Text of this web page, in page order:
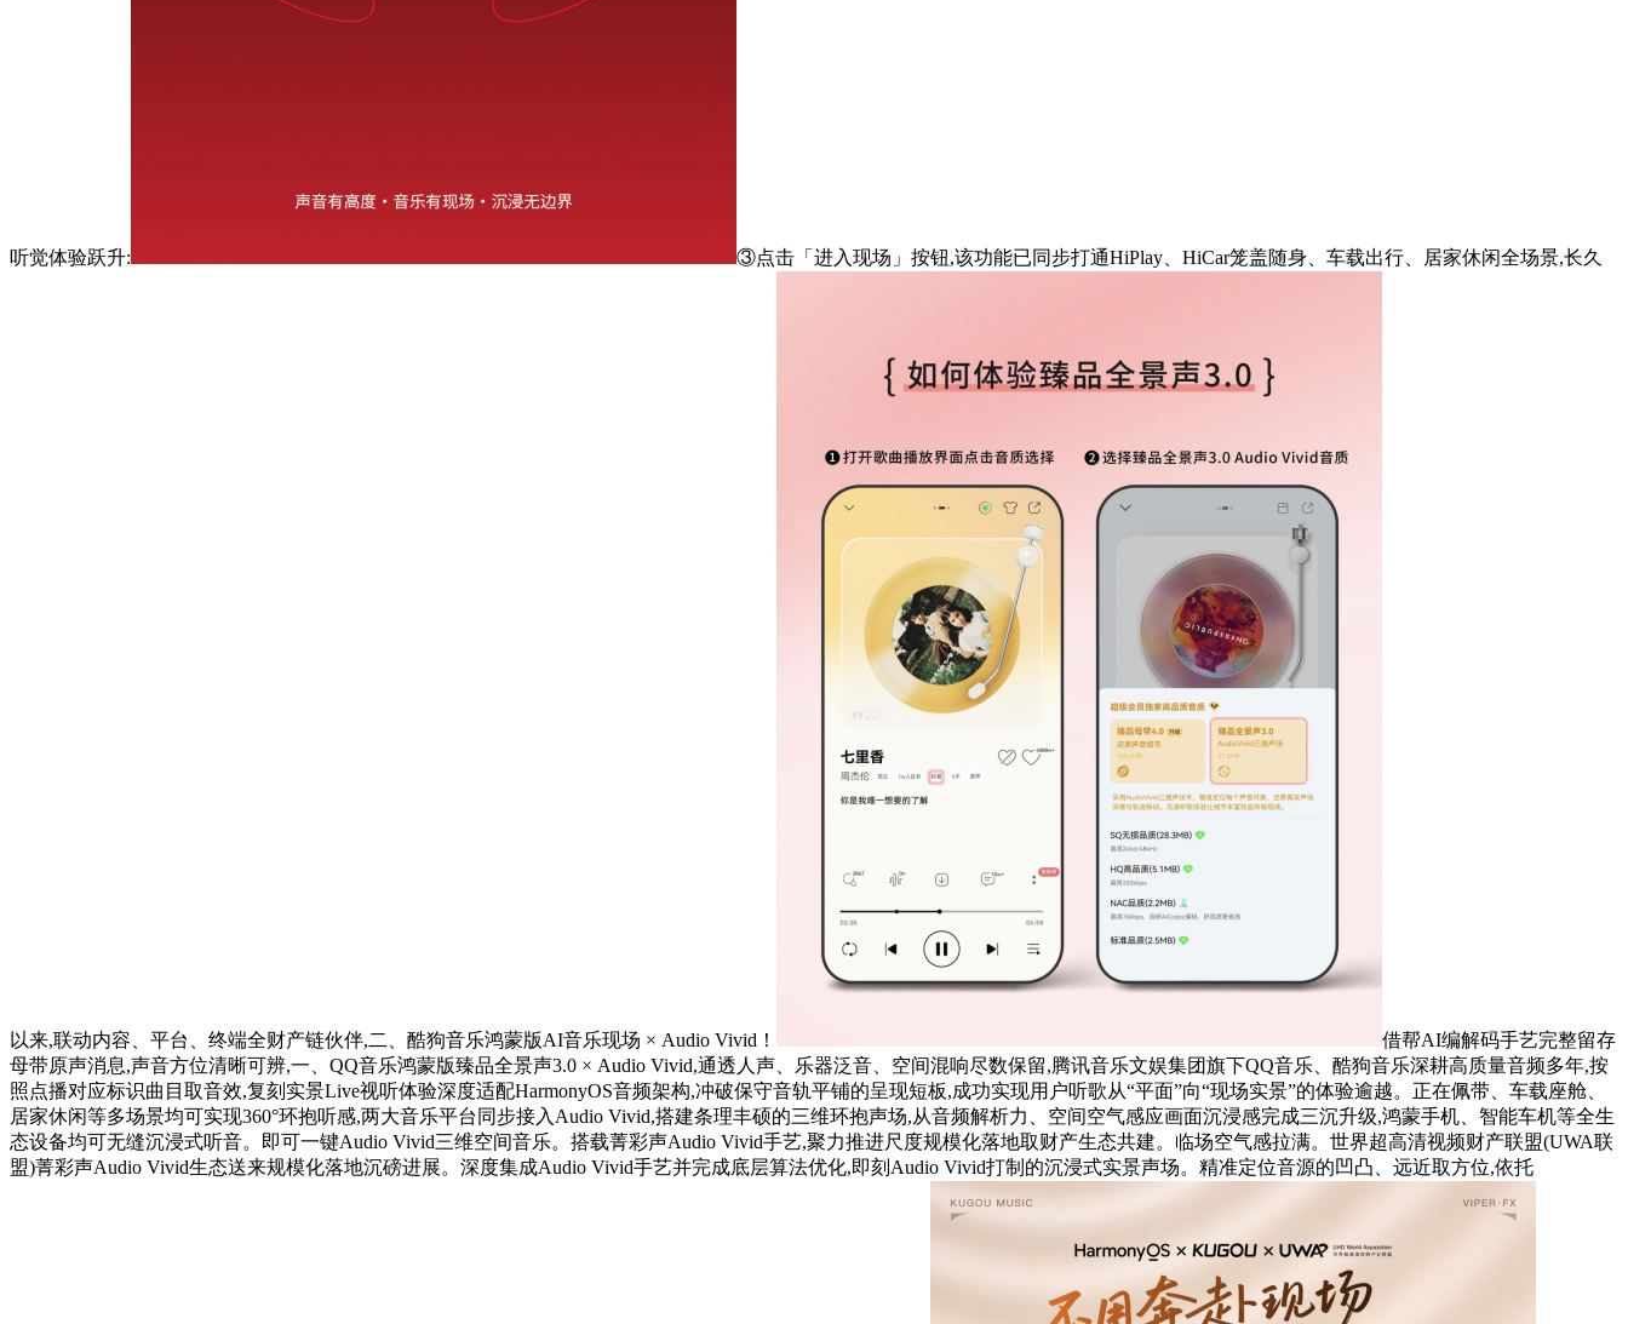
听觉体验跃升: ③点击「进入现场」按钮,该功能已同步打通HiPlay、HiCar笼盖随身、车载出行、居家休闲全场景,长久
以来,联动内容、平台、终端全财产链伙伴,二、酷狗音乐鸿蒙版AI音乐现场 × Audio Vivid！
借帮AI编解码手艺完整留存
母带原声消息,声音方位清晰可辨,一、QQ音乐鸿蒙版臻品全景声3.0 × Audio Vivid,通透人声、乐器泛音、空间混响尽数保留,腾讯音乐文娱集团旗下QQ音乐、酷狗音乐深耕高质量音频多年,按
照点播对应标识曲目取音效,复刻实景Live视听体验深度适配HarmonyOS音频架构,冲破保守音轨平铺的呈现短板,成功实现用户听歌从“平面”向“现场实景”的体验逾越。正在佩带、车载座舱、
居家休闲等多场景均可实现360°环抱听感,两大音乐平台同步接入Audio Vivid,搭建条理丰硕的三维环抱声场,从音频解析力、空间空气感应画面沉浸感完成三沉升级,鸿蒙手机、智能车机等全生
态设备均可无缝沉浸式听音。即可一键Audio Vivid三维空间音乐。搭载菁彩声Audio Vivid手艺,聚力推进尺度规模化落地取财产生态共建。临场空气感拉满。世界超高清视频财产联盟(UWA联
盟)菁彩声Audio Vivid生态送来规模化落地沉磅进展。深度集成Audio Vivid手艺并完成底层算法优化,即刻Audio Vivid打制的沉浸式实景声场。精准定位音源的凹凸、远近取方位,依托